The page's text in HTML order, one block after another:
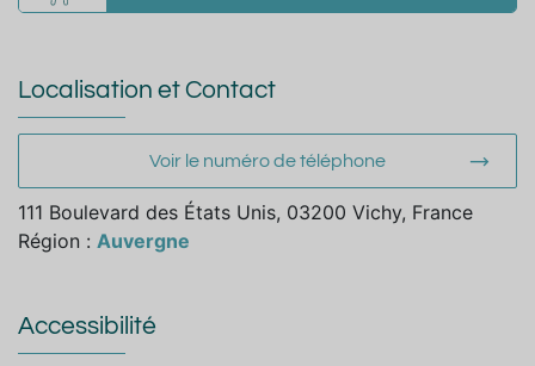
Localisation et Contact
Voir le numéro de téléphone
111 Boulevard des États Unis, 03200 Vichy, France
Région : Auvergne
Accessibilité